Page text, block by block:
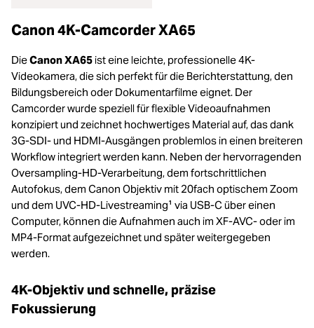
Canon 4K-Camcorder XA65
DieCanon XA65 ist eine leichte, professionelle 4K-
Videokamera, die sich perfekt für die Berichterstattung, den
Bildungsbereich oder Dokumentarfilme eignet. Der
Camcorder wurde speziell für flexible Videoaufnahmen
konzipiert und zeichnet hochwertiges Material auf, das dank
3G-SDI- und HDMI-Ausgängen problemlos in einen breiteren
Workflow integriert werden kann. Neben der hervorragenden
Oversampling-HD-Verarbeitung, dem fortschrittlichen
Autofokus, dem Canon Objektiv mit 20fach optischem Zoom
und dem UVC-HD-Livestreaming¹ via USB-C über einen
Computer, können die Aufnahmen auch im XF-AVC- oder im
MP4-Format aufgezeichnet und später weitergegeben
werden.
4K-Objektiv und schnelle, präzise
Fokussierung